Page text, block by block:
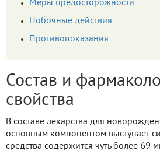
Меры предосторожности
Побочные действия
Противопоказания
Состав и
свойства
В составе лекарства для
основным компонентом выступает
средства содержится чуть более 69